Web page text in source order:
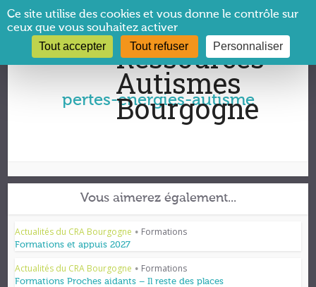
Vous êtes ici :CRA Bourgogne→pertes-energies-autisme
pertes-energies-autisme
Vous aimerez également...
Actualités du CRA Bourgogne • Formations
Formations et appuis 2027
Actualités du CRA Bourgogne • Formations
Formations Proches aidants – Il reste des places
Panneau de gestion des cookies
Ce site utilise des cookies et vous donne le contrôle sur
ceux que vous souhaitez activer
Tout accepter Tout refuser Personnaliser